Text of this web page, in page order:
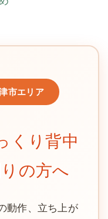
市エリア
くり背中
の方へ
動作、立ち上が